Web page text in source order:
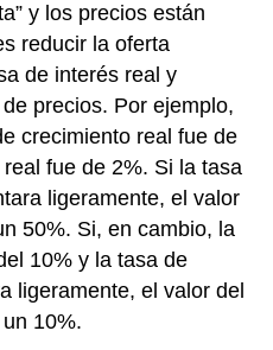
y los precios están
reducir la oferta
de interés real y
precios. Por ejemplo,
crecimiento real fue de
fue de 2%. Si la tasa
ligeramente, el valor
50%. Si, en cambio, la
10% y la tasa de
ligeramente, el valor del
10%.